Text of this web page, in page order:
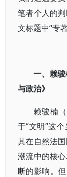
笔者个人的
文标题中“专
一、赖
与政治》
赖骏楠
于“文明”这
其在自然法
潮流中的核
断的影响。